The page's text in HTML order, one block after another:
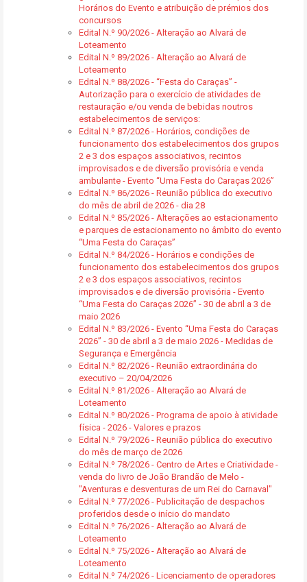
Horários do Evento e atribuição de prémios dos
concursos
Edital N.º 90/2026 - Alteração ao Alvará de
Loteamento
Edital N.º 89/2026 - Alteração ao Alvará de
Loteamento
Edital N.º 88/2026 - “Festa do Caraças” -
Autorização para o exercício de atividades de
restauração e/ou venda de bebidas noutros
estabelecimentos de serviços:
Edital N.º 87/2026 - Horários, condições de
funcionamento dos estabelecimentos dos grupos
2 e 3 dos espaços associativos, recintos
improvisados e de diversão provisória e venda
ambulante - Evento “Uma Festa do Caraças 2026”
Edital N.º 86/2026 - Reunião pública do executivo
do mês de abril de 2026 - dia 28
Edital N.º 85/2026 - Alterações ao estacionamento
e parques de estacionamento no âmbito do evento
“Uma Festa do Caraças”
Edital N.º 84/2026 - Horários e condições de
funcionamento dos estabelecimentos dos grupos
2 e 3 dos espaços associativos, recintos
improvisados e de diversão provisória - Evento
“Uma Festa do Caraças 2026” - 30 de abril a 3 de
maio 2026
Edital N.º 83/2026 - Evento “Uma Festa do Caraças
2026” - 30 de abril a 3 de maio 2026 - Medidas de
Segurança e Emergência
Edital N.º 82/2026 - Reunião extraordinária do
executivo – 20/04/2026
Edital N.º 81/2026 - Alteração ao Alvará de
Loteamento
Edital N.º 80/2026 - Programa de apoio à atividade
física - 2026 - Valores e prazos
Edital N.º 79/2026 - Reunião pública do executivo
do mês de março de 2026
Edital N.º 78/2026 - Centro de Artes e Criatividade -
venda do livro de João Brandão de Melo -
"Aventuras e desventuras de um Rei do Carnaval"
Edital N.º 77/2026 - Publicitação de despachos
proferidos desde o início do mandato
Edital N.º 76/2026 - Alteração ao Alvará de
Loteamento
Edital N.º 75/2026 - Alteração ao Alvará de
Loteamento
Edital N.º 74/2026 - Licenciamento de operadores